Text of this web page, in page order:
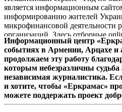
заёмщик оказывается в очень
ситуации. К тому же, если он не
верного решения проблемы,
конфликт с кредитором со всеми
вытекающими последствиями.
"Новости-Армения"
является информационным
информированию жителей
микрофинансовой деятельности
организаций. Здесь отборные
кредиты в банковских
которые объединяют скорость
простота оформления и другие
преимущества. В числе
микрофинансовых
те, что пока неизвестны
потребителей. Эксперты
таких МФО условия могут быть
Информационный центр
событиях в Армении, Арцахе
продолжаем эту работу
которым небезразличны
независимая журналистика.
и хотите, чтобы «Еркрамас»
можете поддержать проект